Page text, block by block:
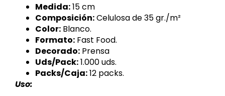
Medida:15 cm
Composición:Celulosa de 35 gr./m²
Color: Blanco.
Formato: Fast Food.
Decorado: Prensa
Uds/Pack:1.000 uds.
Packs/Caja:12 packs.
Uso: